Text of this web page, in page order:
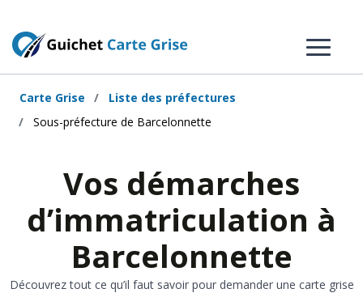
Carte Grise
Liste des préfectures
Sous-préfecture de Barcelonnette
Vos démarches
d’immatriculation à
Barcelonnette
Découvrez tout ce qu’il faut savoir pour demander une carte grise